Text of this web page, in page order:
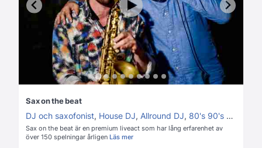
Sax on the beat
DJ och saxofonist, House DJ, Allround DJ, 80's 90's DJ
Sax on the beat är en premium liveact som har lång erfarenhet av
över 150 spelningar årligen Läs mer